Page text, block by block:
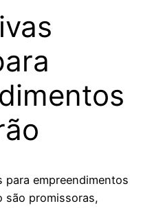
empreendimentos
são promissoras,